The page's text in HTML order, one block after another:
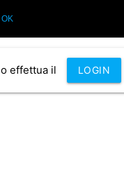
OK
o effettua il LOGIN